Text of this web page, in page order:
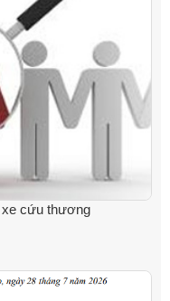
xe cứu thương